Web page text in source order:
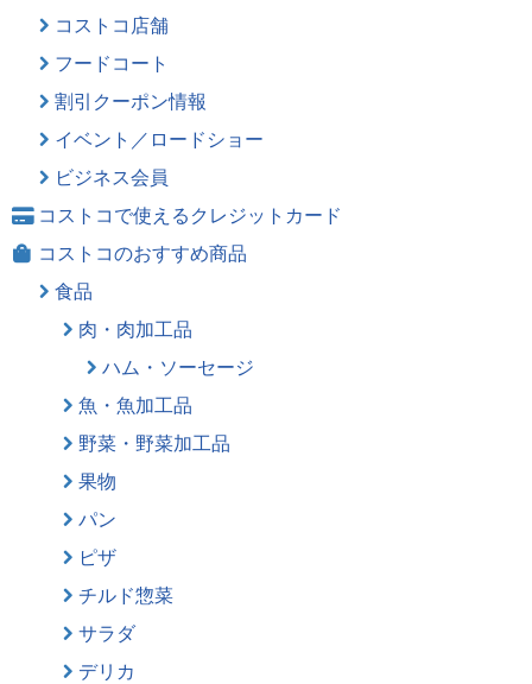
コストコ店舗
フードコート
割引クーポン情報
イベント／ロードショー
ビジネス会員
コストコで使えるクレジットカード
コストコのおすすめ商品
食品
肉・肉加工品
ハム・ソーセージ
魚・魚加工品
野菜・野菜加工品
果物
パン
ピザ
チルド惣菜
サラダ
デリカ